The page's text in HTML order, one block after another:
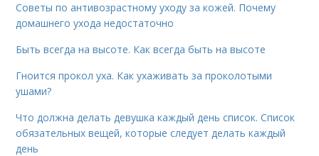
Советы по антивозрастному уходу за кожей. Почему
домашнего ухода недостаточно
Быть всегда на высоте. Как всегда быть на высоте
Гноится прокол уха. Как ухаживать за проколотыми
ушами?
Что должна делать девушка каждый день список. Список
обязательных вещей, которые следует делать каждый
день